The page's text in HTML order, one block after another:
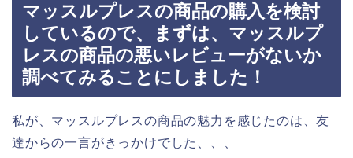
マッスルプレスの商品の購入を検討
しているので、まずは、マッスルプ
レスの商品の悪いレビューがないか
調べてみることにしました！
私が、マッスルプレスの商品の魅力を感じたのは、友
達からの一言がきっかけでした、、、